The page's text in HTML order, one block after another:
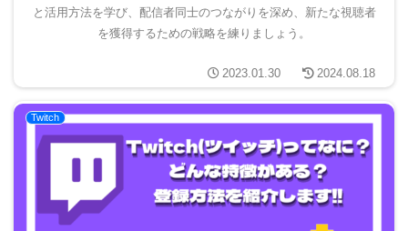
と活用方法を学び、配信者同士のつながりを深め、新たな視聴者
を獲得するための戦略を練りましょう。
2023.01.30 2024.08.18
Twitch